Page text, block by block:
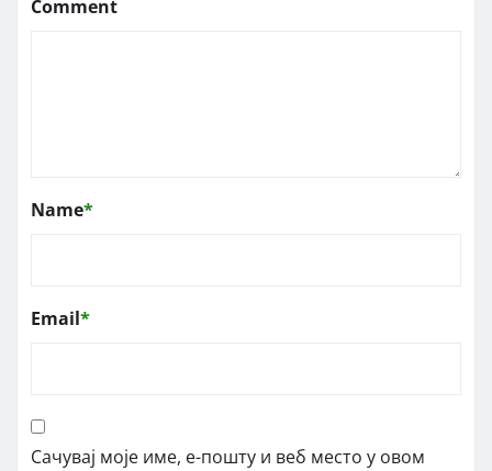
Comment
Name*
Email*
Сачувај моје име, е-пошту и веб место у овом